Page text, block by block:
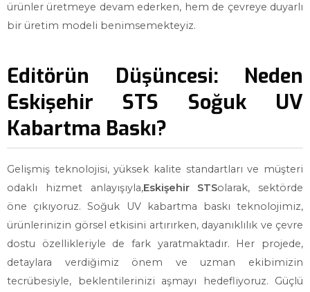
ürünler üretmeye devam ederken, hem de çevreye duyarlı
bir üretim modeli benimsemekteyiz.
Editörün Düşüncesi: Neden
Eskişehir STS Soğuk UV
Kabartma Baskı?
Gelişmiş teknolojisi, yüksek kalite standartları ve müşteri
odaklı hizmet anlayışıyla,Eskişehir STSolarak, sektörde
öne çıkıyoruz. Soğuk UV kabartma baskı teknolojimiz,
ürünlerinizin görsel etkisini artırırken, dayanıklılık ve çevre
dostu özellikleriyle de fark yaratmaktadır. Her projede,
detaylara verdiğimiz önem ve uzman ekibimizin
tecrübesiyle, beklentilerinizi aşmayı hedefliyoruz. Güçlü